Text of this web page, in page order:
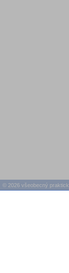
© 2026 všeobecný